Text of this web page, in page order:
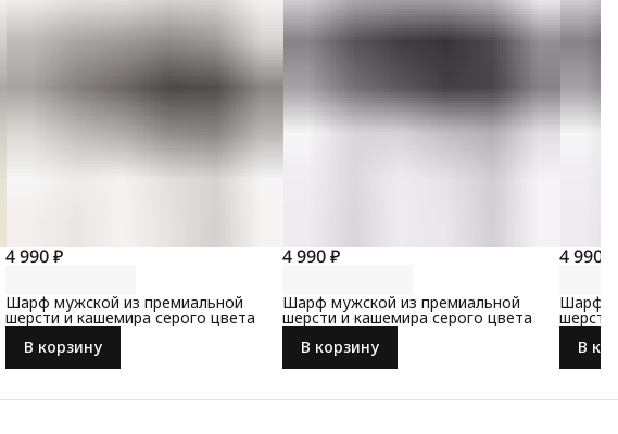
4 990 ₽
Шарф мужской из премиальной
шерсти и кашемира серого цвета
В корзину
4 990 ₽
Шарф мужской из премиальной
шерсти и кашемира серого цвета
В корзину
4 990 ₽
Шарф
шерсти
В